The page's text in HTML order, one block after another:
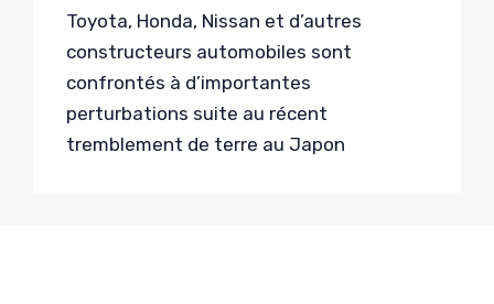
Toyota, Honda, Nissan et d’autres
constructeurs automobiles sont
confrontés à d’importantes
perturbations suite au récent
tremblement de terre au Japon